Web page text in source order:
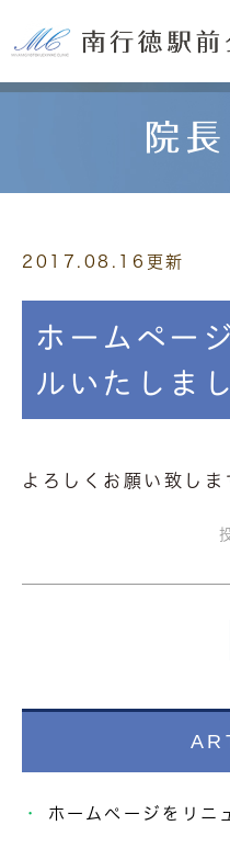
院
2017.08.16更新
ホームペー
ルいたしま
よろしくお願い致しま
ホームページをリニ